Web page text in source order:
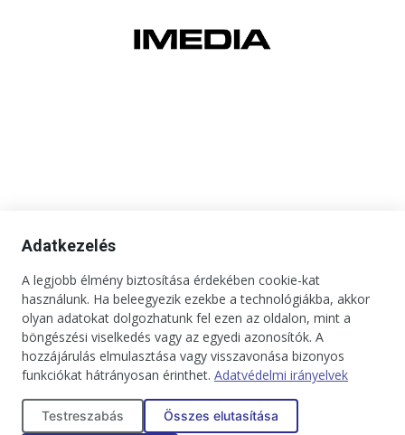
Kapcsolat Impresszum Médiaajánlat
Jogi tudnivalók
Adatkezelési tájékoztató
Adatkezelés
A legjobb élmény biztosítása érdekében cookie-kat
használunk. Ha beleegyezik ezekbe a technológiákba, akkor
olyan adatokat dolgozhatunk fel ezen az oldalon, mint a
böngészési viselkedés vagy az egyedi azonosítók. A
hozzájárulás elmulasztása vagy visszavonása bizonyos
funkciókat hátrányosan érinthet. Adatvédelmi irányelvek
Testreszabás Összes elutasítása